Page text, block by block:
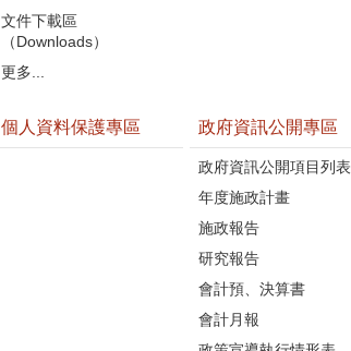
文件下載區
（Downloads）
更多...
個人資料保護專區 政府資訊公開專區
政府資訊公開項目列表
年度施政計畫
施政報告
研究報告
會計預、決算書
會計月報